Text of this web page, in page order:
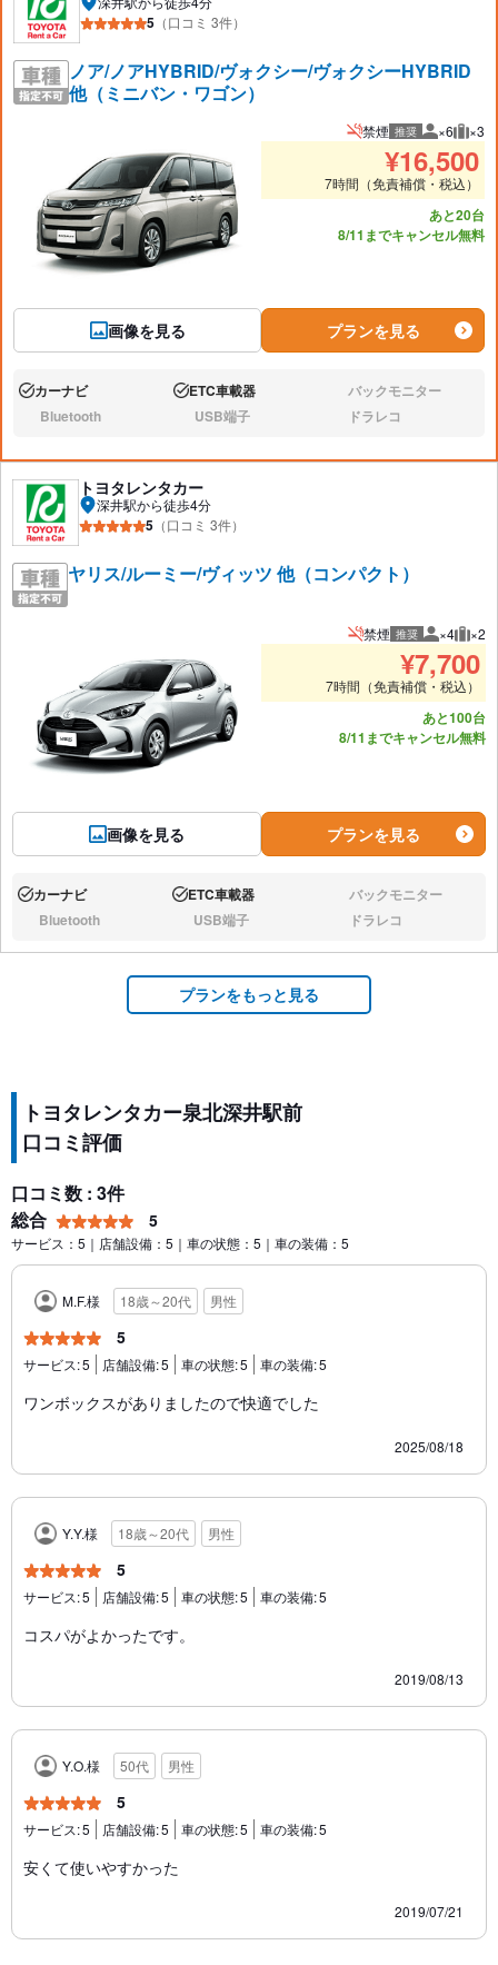
5 （口コミ 3件）
ノア/ノアHYBRID/ヴォクシー/ヴォクシーHYBRID
他（ミニバン・ワゴン）
画像を見る
禁煙 推奨 推奨人数
×6 推奨
×3
¥16,500
7時間（免責補償・税込）
あと20台
8/11までキャンセル無料
プランを見る
あり:カーナビ あり:ETC車載器 なし:バックモニター
なし:Bluetooth なし:USB端子 なし:ドラレコ
トヨタレンタカー
深井駅から徒歩4分
5 （口コミ 3件）
ヤリス/ルーミー/ヴィッツ 他（コンパクト）
画像を見る
禁煙 推奨 推奨人数
×4 推
×2
¥7,700
7時間（免責補償・税込）
あと100台
8/11までキャンセル無料
プランを見る
あり:カーナビ あり:ETC車載器 なし:バックモニター
なし:Bluetooth なし:USB端子 なし:ドラレコ
プランをもっと見る
トヨタレンタカー泉北深井駅前
口コミ評価
口コミ数 : 3件
総合
5
サービス：5｜店舗設備：5｜車の状態：5｜車の装備：5
M.F.様 18歳～20代 男性
5
サービス:5 店舗設備:5 車の状態:5 車の装備:5
ワンボックスがありましたので快適でした
2025/08/18
Y.Y.様 18歳～20代 男性
5
サービス:5 店舗設備:5 車の状態:5 車の装備:5
コスパがよかったです。
2019/08/13
Y.O.様 50代 男性
5
サービス:5 店舗設備:5 車の状態:5 車の装備:5
安くて使いやすかった
2019/07/21